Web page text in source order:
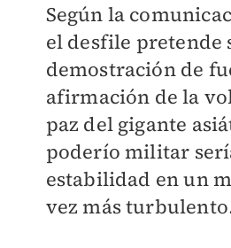
Según la
el desfile pretende
demostración de
afirmación de la
paz del gigante
poderío militar
estabilidad en un
vez más